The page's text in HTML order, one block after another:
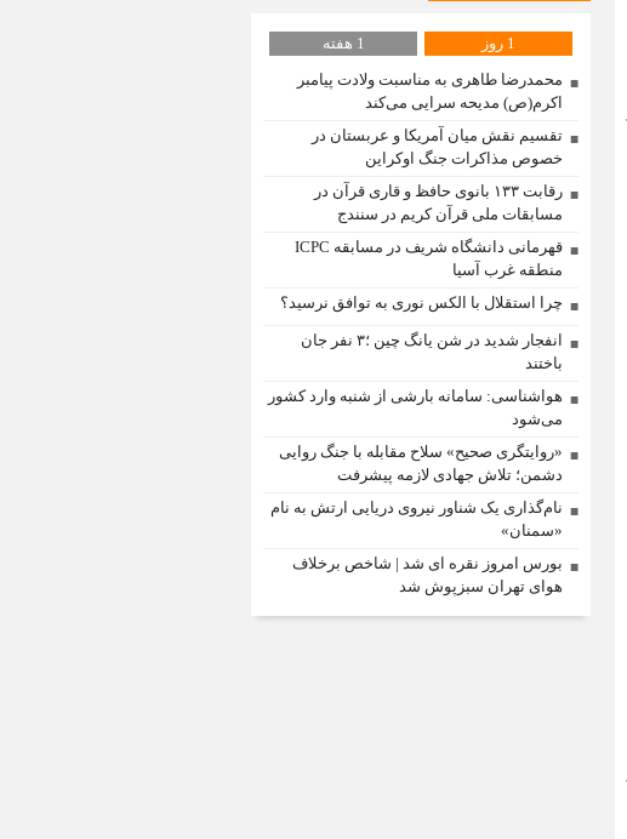
1 روز
1 هفته
محمدرضا طاهری به مناسبت ولادت پیامبر
اکرم(ص) مدیحه سرایی می‌کند
تقسیم نقش میان آمریکا و عربستان در
خصوص مذاکرات جنگ اوکراین
رقابت ۱۳۳ بانوی حافظ و قاری قرآن در
مسابقات ملی قرآن کریم در سنندج
قهرمانی دانشگاه شریف در مسابقه ICPC
منطقه غرب آسیا
چرا استقلال با الکس نوری به توافق نرسید؟
انفجار شدید در شن یانگ چین ؛۳ نفر جان
باختند
هواشناسی: سامانه بارشی از شنبه وارد کشور
می‌شود
«روایتگری صحیح» سلاح مقابله با جنگ روایی
دشمن؛ تلاش جهادی لازمه پیشرفت
نام‌گذاری یک شناور نیروی دریایی ارتش به نام
«سمنان»
بورس امروز نقره ای شد | شاخص برخلاف
هوای تهران سبزپوش شد